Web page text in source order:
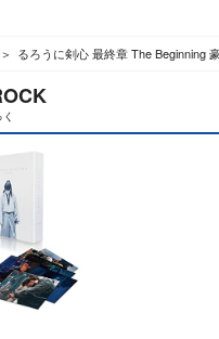
るろうに剣心 最終章 The Beginning